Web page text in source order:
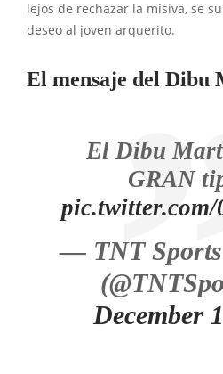
lejos de rechazar la misiva, se
deseo al joven arquerito.
El mensaje del Dibu
El Dibu
GRAN
— TNT
December